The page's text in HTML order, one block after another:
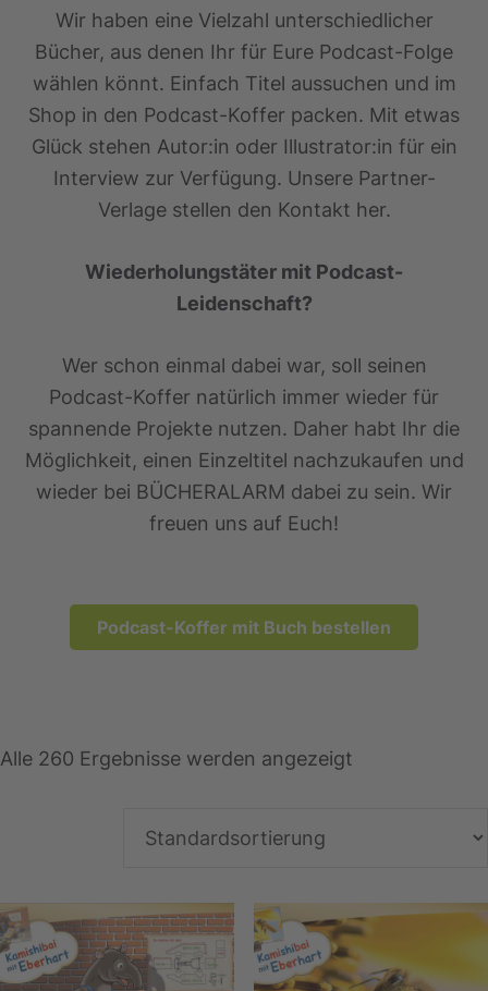
Wir haben eine Vielzahl unterschiedlicher
Bücher, aus denen Ihr für Eure Podcast-Folge
wählen könnt. Einfach Titel aussuchen und im
Shop in den Podcast-Koffer packen. Mit etwas
Glück stehen Autor:in oder Illustrator:in für ein
Interview zur Verfügung. Unsere Partner-
Verlage stellen den Kontakt her.
Wiederholungstäter mit Podcast-
Leidenschaft?
Wer schon einmal dabei war, soll seinen
Podcast-Koffer natürlich immer wieder für
spannende Projekte nutzen. Daher habt Ihr die
Möglichkeit, einen Einzeltitel nachzukaufen und
wieder bei BÜCHERALARM dabei zu sein. Wir
freuen uns auf Euch!
Podcast-Koffer mit Buch bestellen
Alle 260 Ergebnisse werden angezeigt